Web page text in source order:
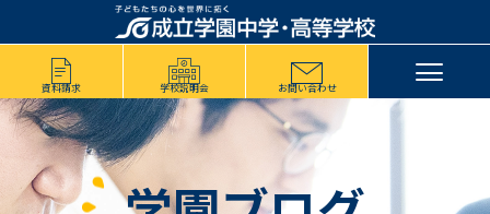
資料請求 学校説明会 お問い合わせ